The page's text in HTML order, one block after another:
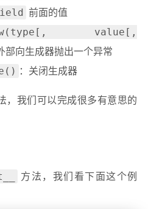
前面的值
value[,
部向生成器抛出一个异常
：关闭生成器
，我们可以完成很多有意思的
方法，我们看下面这个例